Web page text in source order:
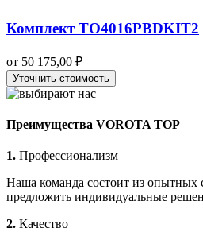
Комплект TO4016PBDKIT2
от 50 175,00 ₽
Уточнить стоимость
Преимущества VOROTA TOP
1. Профессионализм
Наша команда состоит из опытных
предложить индивидуальные
2. Качество